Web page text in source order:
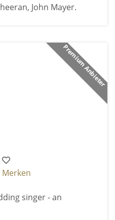
John Mayer.
Premium Anbieter
Merken
singer - an